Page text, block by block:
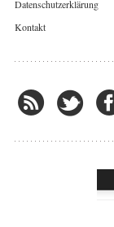
Datenschutzerklärung
Kontakt